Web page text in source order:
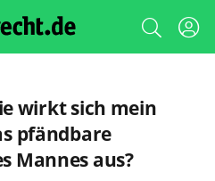
wirkt sich mein
pfändbare
Mannes aus?